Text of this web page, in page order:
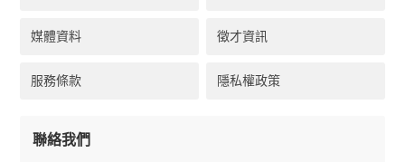
媒體資料 徵才資訊
服務條款 隱私權政策
聯絡我們